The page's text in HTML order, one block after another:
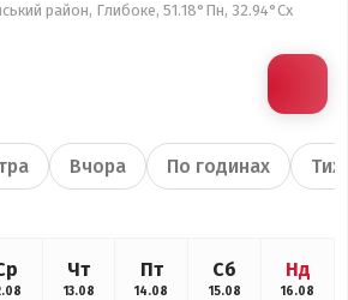
район, Глибоке, 51.18°Пн, 32.94°Сх
Вчора По годинах
Чт
13.08
Пт
14.08
Сб
15.08
Нд
16.08